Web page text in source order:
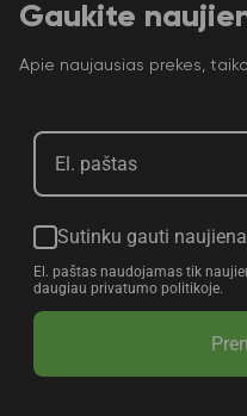
Gaukite
Apie naujausias prekes,
Sutinku gauti
El. paštas naudojamas tik
daugiau privatumo politikoje.